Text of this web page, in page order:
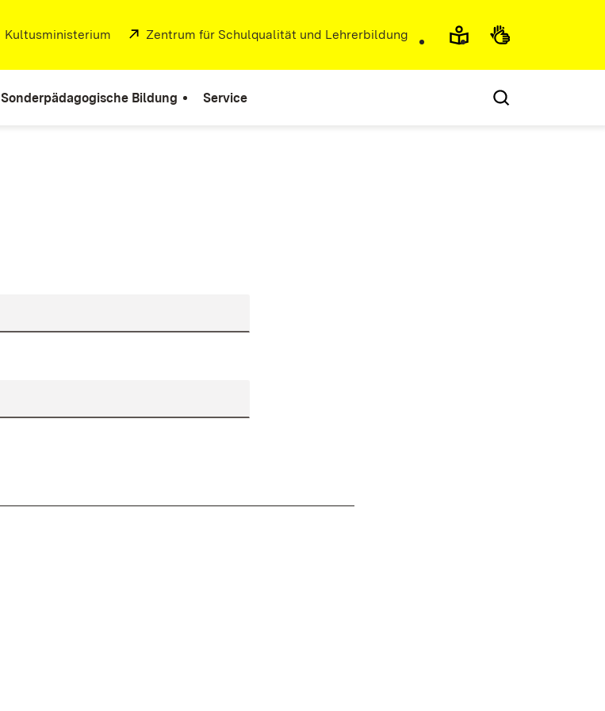
Extern:
Kultusministerium (Öffnet in neuem Fenster)
Extern:
Zentrum für Schulqualität und Lehrerbildung
Sonderpädagogische Bildung Service